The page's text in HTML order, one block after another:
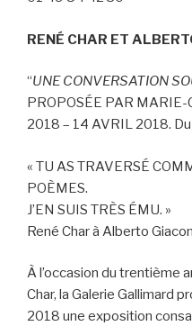
RENÉ CHAR ET
“UNE CONVERSATION
PROPOSÉE PAR
2018 – 14 AVRIL 2018.
« TU AS TRAVERSÉ
POÈMES.
J’EN SUIS TRÈS ÉMU. »
René Char à Alberto
À l’occasion du trentième
Char, la Galerie Gallimard
2018 une exposition